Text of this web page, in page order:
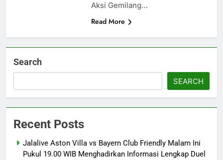
Aksi Gemilang…
Read More
Search
SEARCH
Recent Posts
Jalalive Aston Villa vs Bayern Club Friendly Malam Ini
Pukul 19.00 WIB Menghadirkan Informasi Lengkap Duel